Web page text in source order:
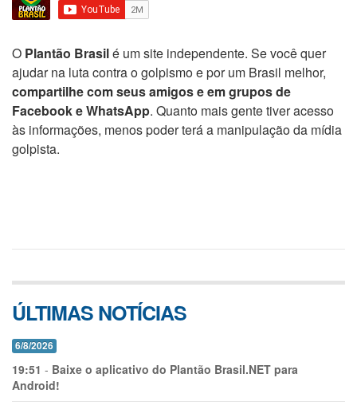
O Plantão Brasilé um site independente. Se você quer
ajudar na luta contra o golpismo e por um Brasil melhor,
compartilhe com seus amigos e em grupos de
Facebook e WhatsApp. Quanto mais gente tiver acesso
às informações, menos poder terá a manipulação da mídia
golpista.
ÚLTIMAS NOTÍCIAS
6/8/2026
19:51 - Baixe o aplicativo do Plantão Brasil.NET para
Android!